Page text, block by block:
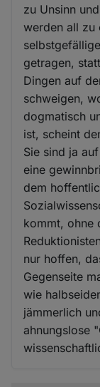
zu Unsinn
werden all zu
getragen,
Dingen auf
schweigen,
dogmatisch
ist, scheint
Sie sind ja
eine
dem
kommt, ohne
nur hoffen,
Gegenseite
wie
jämmerlich
ahnungslose